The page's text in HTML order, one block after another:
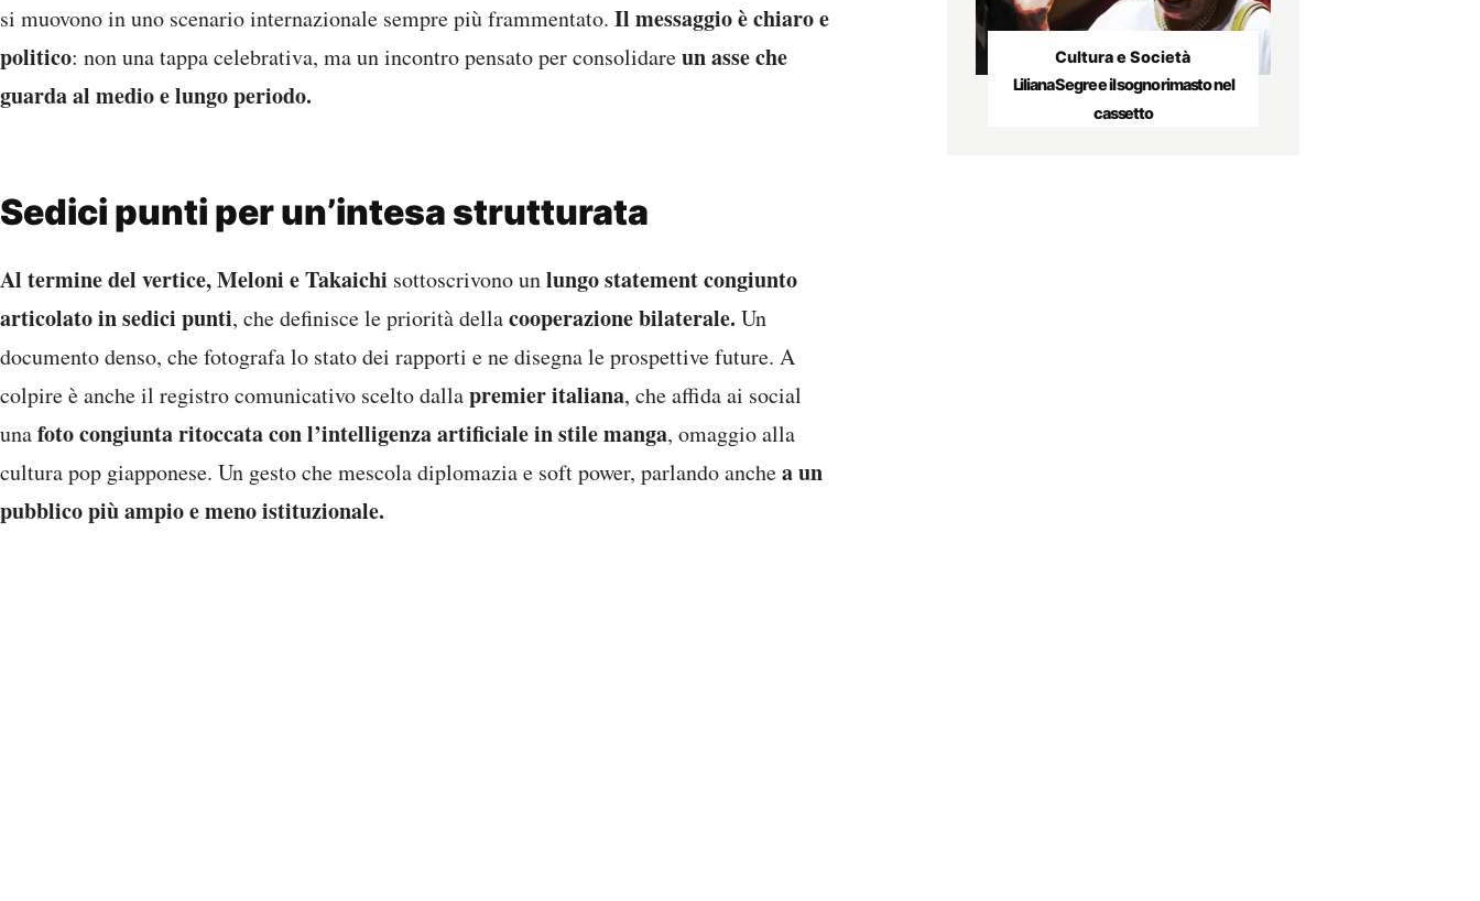
si muovono in uno scenario internazionale sempre più frammentato. Il messaggio è chiaro e
politico: non una tappa celebrativa, ma un incontro pensato per consolidareun asse che
guarda al medio e lungo periodo.
Sedici punti per un’intesa strutturata
Al termine del vertice, Meloni e Takaichi sottoscrivono unlungo statement congiunto
articolato in sedici punti, che definisce le priorità dellacooperazione bilaterale. Un
documento denso, che fotografa lo stato dei rapporti e ne disegna le prospettive future. A
colpire è anche il registro comunicativo scelto dallapremier italiana, che affida ai social
unafoto congiunta ritoccata con l’intelligenza artificiale in stile manga, omaggio alla
cultura pop giapponese. Un gesto che mescola diplomazia e soft power, parlando anchea un
pubblico più ampio e meno istituzionale.
Cultura e Società
Liliana Segre e il sogno rimasto nel
cassetto